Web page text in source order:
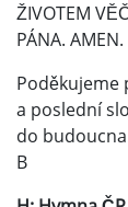
ŽIVOTEM
PÁNA. AMEN.
Poděkujeme
a poslední
do
B